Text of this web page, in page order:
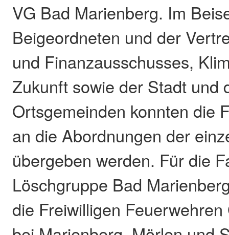
VG Bad Marienberg. Im
Beigeordneten und der
und Finanzausschusses,
Zukunft sowie der Stadt und
Ortsgemeinden konnten die
an die Abordnungen der
übergeben werden. Für die
Löschgruppe Bad
die Freiwilligen